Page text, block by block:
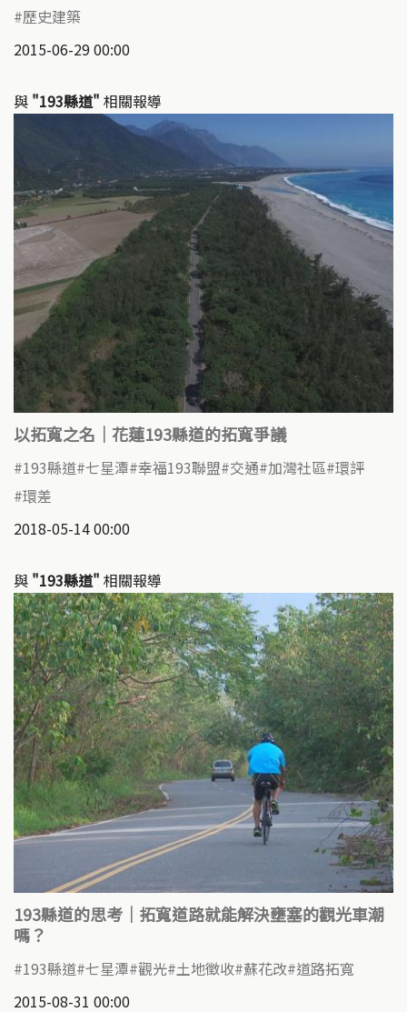
歷史建築
2015-06-29 00:00
與 "193縣道" 相關報導
以拓寬之名｜花蓮193縣道的拓寬爭議
193縣道 七星潭 幸福193聯盟 交通 加灣社區 環評
環差
2018-05-14 00:00
與 "193縣道" 相關報導
193縣道的思考｜拓寬道路就能解決壅塞的觀光車潮
嗎？
193縣道 七星潭 觀光 土地徵收 蘇花改 道路拓寬
2015-08-31 00:00